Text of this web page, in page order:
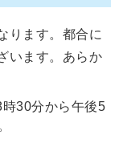
ります。都合に
います。あらか
30分から午後5